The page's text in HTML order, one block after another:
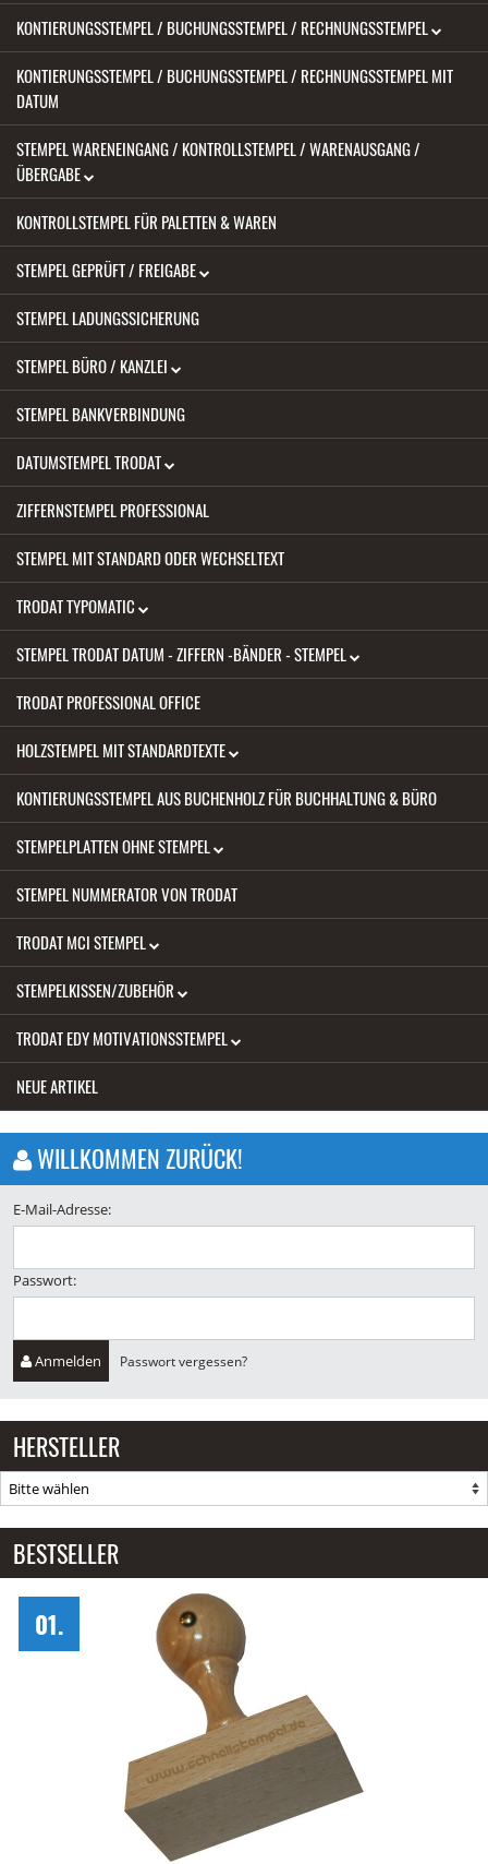
KONTIERUNGSSTEMPEL / BUCHUNGSSTEMPEL / RECHNUNGSSTEMPEL
KONTIERUNGSSTEMPEL / BUCHUNGSSTEMPEL / RECHNUNGSSTEMPEL MIT
DATUM
STEMPEL WARENEINGANG / KONTROLLSTEMPEL / WARENAUSGANG /
ÜBERGABE
KONTROLLSTEMPEL FÜR PALETTEN & WAREN
STEMPEL GEPRÜFT / FREIGABE
STEMPEL LADUNGSSICHERUNG
STEMPEL BÜRO / KANZLEI
STEMPEL BANKVERBINDUNG
DATUMSTEMPEL TRODAT
ZIFFERNSTEMPEL PROFESSIONAL
STEMPEL MIT STANDARD ODER WECHSELTEXT
TRODAT TYPOMATIC
STEMPEL TRODAT DATUM - ZIFFERN -BÄNDER - STEMPEL
TRODAT PROFESSIONAL OFFICE
HOLZSTEMPEL MIT STANDARDTEXTE
KONTIERUNGSSTEMPEL AUS BUCHENHOLZ FÜR BUCHHALTUNG & BÜRO
STEMPELPLATTEN OHNE STEMPEL
STEMPEL NUMMERATOR VON TRODAT
TRODAT MCI STEMPEL
STEMPELKISSEN/ZUBEHÖR
TRODAT EDY MOTIVATIONSSTEMPEL
NEUE ARTIKEL
WILLKOMMEN ZURÜCK!
E-Mail-Adresse:
Passwort:
Anmelden Passwort vergessen?
HERSTELLER
BESTSELLER
02.
Holzstempel 80x50 mm | 15 Zeilen